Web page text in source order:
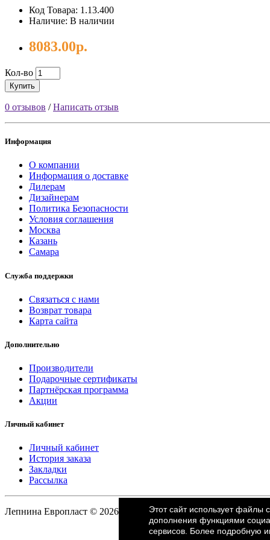
Код Товара: 1.13.400
Наличие: В наличии
8083.00р.
Кол-во
Купить
0 отзывов /Написать отзыв
Информация
О компании
Информация о доставке
Дилерам
Дизайнерам
Политика Безопасности
Условия соглашения
Москва
Казань
Самара
Служба поддержки
Связаться с нами
Возврат товара
Карта сайта
Дополнительно
Производители
Подарочные сертификаты
Партнёрская программа
Акции
Личный кабинет
Личный кабинет
История заказа
Закладки
Рассылка
Лепнина Европласт © 2026
Этот сайт использует
дополнения функциями
сервисов. Более подробную